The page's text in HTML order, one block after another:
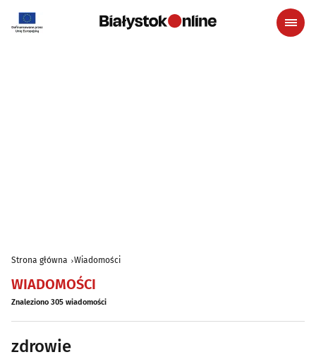
Strona główna Wiadomości
WIADOMOŚCI
Znaleziono 305 wiadomości
zdrowie